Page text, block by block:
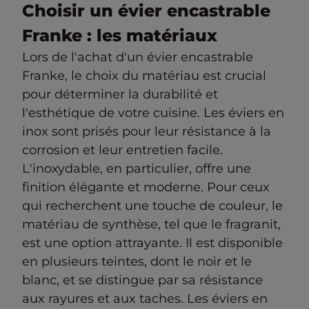
Choisir un évier encastrable
Franke : les matériaux
Lors de l'achat d'un évier encastrable
Franke, le choix du matériau est crucial
pour déterminer la durabilité et
l'esthétique de votre cuisine. Les éviers en
inox sont prisés pour leur résistance à la
corrosion et leur entretien facile.
L'inoxydable, en particulier, offre une
finition élégante et moderne. Pour ceux
qui recherchent une touche de couleur, le
matériau de synthèse, tel que le fragranit,
est une option attrayante. Il est disponible
en plusieurs teintes, dont le noir et le
blanc, et se distingue par sa résistance
aux rayures et aux taches. Les éviers en